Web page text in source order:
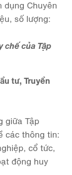
dụng Chuyên
số lượng:
chế của Tập
tư, Truyền
giữa Tập
các thông tin:
cổ tức,
động huy